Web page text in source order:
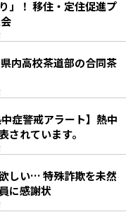
」！ 移住・定住促進プ
内高校茶道部の合同茶
症警戒アラート】熱中
されています。
しい… 特殊詐欺を未然
に感謝状